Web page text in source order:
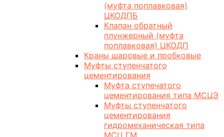
(муфта поплавковая)
ЦКОДПБ
Клапан обратный
плунжерный (муфта
поплавковая) ЦКОДП
Краны шаровые и пробковые
Муфты ступенчатого
цементирования
Муфта ступечатого
цементирования типа МСЦЭ
Муфты ступенчатого
цементирования
гидромеханическая типа
МСЦ ГМ